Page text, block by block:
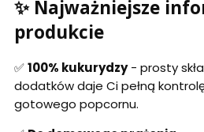
✨ Najważniejsze
produkcie
✅100% kukurydzy- prosty
dodatków daje Ci pełną
gotowego popcornu.